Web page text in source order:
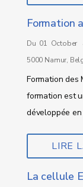
Formation
Du 01 October
5000 Namur,
Formation
formation est
développée
LIRE
La cellule